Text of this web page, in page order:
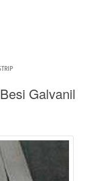
Galvanil